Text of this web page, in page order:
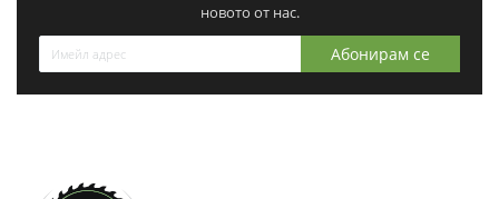
новото от нас.
Абонирам се